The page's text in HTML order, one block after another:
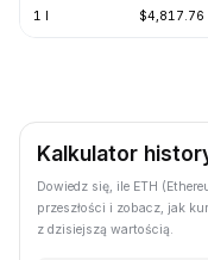
1 l $4,817.76
Kalkulator
Dowiedz się, ile ETH
przeszłości i zobacz, jak
z dzisiejszą wartością.